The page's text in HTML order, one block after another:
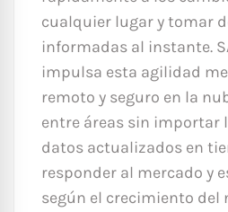
cualquier lugar y tomar
informadas al instante.
impulsa esta agilidad
remoto y seguro en la
entre áreas sin importar
datos actualizados en
responder al mercado y
según el crecimiento del